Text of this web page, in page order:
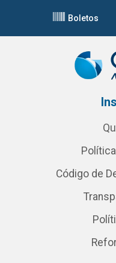
Boletos
Código de